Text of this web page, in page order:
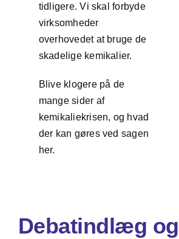
tidligere. Vi skal forbyde
virksomheder
overhovedet at bruge de
skadelige kemikalier.
Blive klogere på de
mange sider af
kemikaliekrisen, og hvad
der kan gøres ved sagen
her.
Debatindlæg